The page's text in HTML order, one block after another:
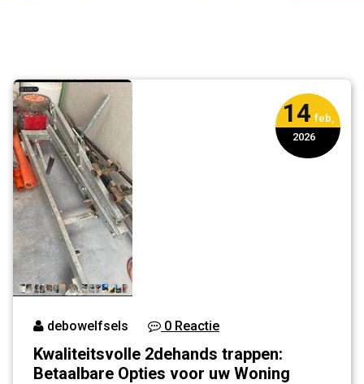
14 feb,
2026
debowelfsels 0 Reactie
Kwaliteitsvolle 2dehands trappen:
Betaalbare Opties voor uw Woning